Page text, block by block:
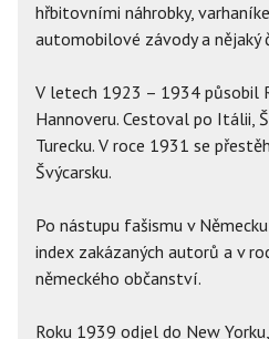
hřbitovními náhrobky,
automobilové závody a nějaký
V letech 1923 – 1934 působil
Hannoveru. Cestoval po Itálii,
Turecku. V roce 1931 se
Švýcarsku.
Po nástupu fašismu v
index zakázaných autorů a v
německého občanství.
Roku 1939 odjel do New